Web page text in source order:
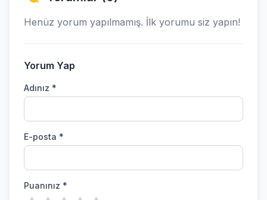
Henüz yorum yapılmamış. İlk yorumu siz yapın!
Yorum Yap
Adınız *
E-posta *
Puanınız *